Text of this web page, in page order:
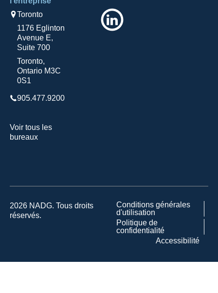
Toronto
1176 Eglinton
Avenue E,
Suite 700
Toronto,
Ontario M3C
0S1
905.477.9200
Voir tous les
bureaux
LinkedIn
2026 NADG. Tous droits
réservés.
Conditions générales
d'utilisation
Politique de
confidentialité
Accessibilité